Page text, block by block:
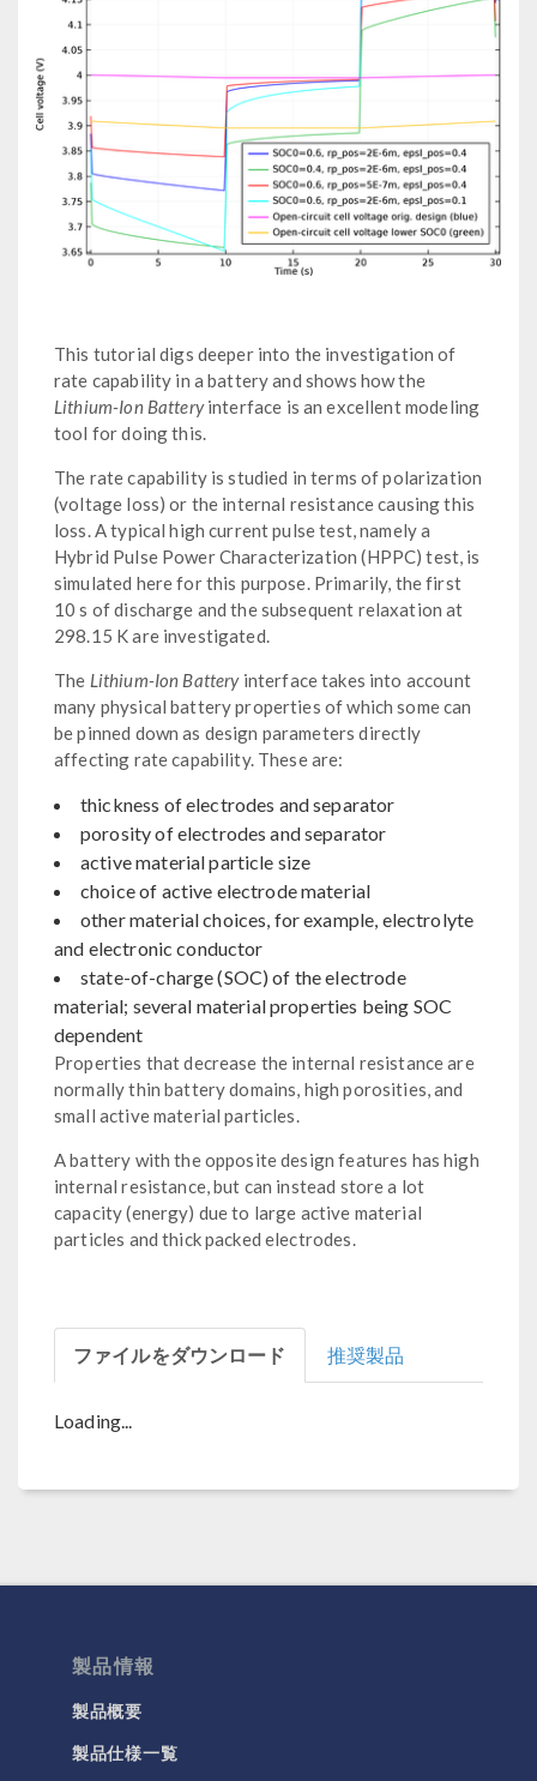
This tutorial digs deeper into the investigation of
rate capability in a battery and shows how the
Lithium-Ion Batteryinterface is an excellent modeling
tool for doing this.
The rate capability is studied in terms of polarization
(voltage loss) or the internal resistance causing this
loss. A typical high current pulse test, namely a
Hybrid Pulse Power Characterization (HPPC) test, is
simulated here for this purpose. Primarily, the first
10 s of discharge and the subsequent relaxation at
298.15 K are investigated.
The Lithium-Ion Batteryinterface takes into account
many physical battery properties of which some can
be pinned down as design parameters directly
affecting rate capability. These are:
thickness of electrodes and separator
porosity of electrodes and separator
active material particle size
choice of active electrode material
other material choices, for example, electrolyte
and electronic conductor
state-of-charge (SOC) of the electrode
material; several material properties being SOC
dependent
Properties that decrease the internal resistance are
normally thin battery domains, high porosities, and
small active material particles.
A battery with the opposite design features has high
internal resistance, but can instead store a lot
capacity (energy) due to large active material
particles and thick packed electrodes.
ファイルをダウンロード 推奨製品
Loading...
製品情報
製品概要
製品仕様一覧